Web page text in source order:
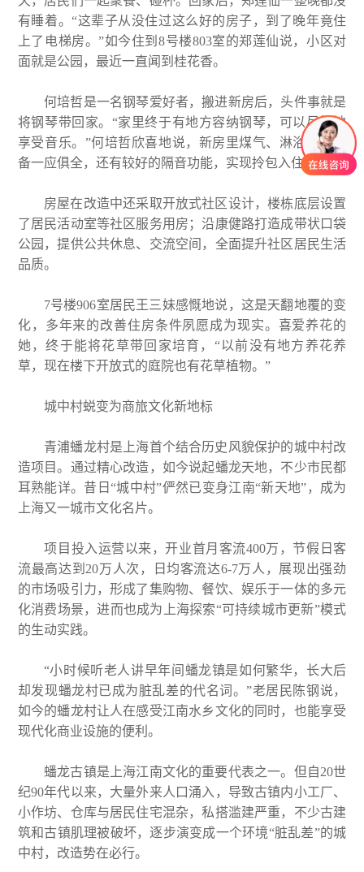
有睡着。“这辈子从没住过这么好的房子，到了晚年竟住
上了电梯房。”如今住到8号楼803室的郑莲仙说，小区对
面就是公园，最近一直闻到桂花香。
何培哲是一名钢琴爱好者，搬进新房后，头件事就是
将钢琴带回家。“家里终于有地方容纳钢琴，可以尽情地
享受音乐。”何培哲欣喜地说，新房里煤气、淋浴器等设
备一应俱全，还有较好的隔音功能，实现拎包入住。
房屋在改造中还采取开放式社区设计，楼栋底层设置
了居民活动室等社区服务用房；沿康健路打造成带状口袋
公园，提供公共休息、交流空间，全面提升社区居民生活
品质。
7号楼906室居民王三妹感慨地说，这是天翻地覆的变
化，多年来的改善住房条件夙愿成为现实。喜爱养花的
她，终于能将花草带回家培育，“以前没有地方养花养
草，现在楼下开放式的庭院也有花草植物。”
城中村蜕变为商旅文化新地标
青浦蟠龙村是上海首个结合历史风貌保护的城中村改
造项目。通过精心改造，如今说起蟠龙天地，不少市民都
耳熟能详。昔日“城中村”俨然已变身江南“新天地”，成为
上海又一城市文化名片。
项目投入运营以来，开业首月客流400万，节假日客
流最高达到20万人次，日均客流达6-7万人，展现出强劲
的市场吸引力，形成了集购物、餐饮、娱乐于一体的多元
化消费场景，进而也成为上海探索“可持续城市更新”模式
的生动实践。
“小时候听老人讲早年间蟠龙镇是如何繁华，长大后
却发现蟠龙村已成为脏乱差的代名词。”老居民陈钢说，
如今的蟠龙村让人在感受江南水乡文化的同时，也能享受
现代化商业设施的便利。
蟠龙古镇是上海江南文化的重要代表之一。但自20世
纪90年代以来，大量外来人口涌入，导致古镇内小工厂、
小作坊、仓库与居民住宅混杂，私搭滥建严重，不少古建
筑和古镇肌理被破坏，逐步演变成一个环境“脏乱差”的城
中村，改造势在必行。